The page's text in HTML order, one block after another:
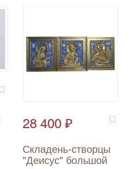
28 400 ₽
Складень-створцы
"Деисус" большой